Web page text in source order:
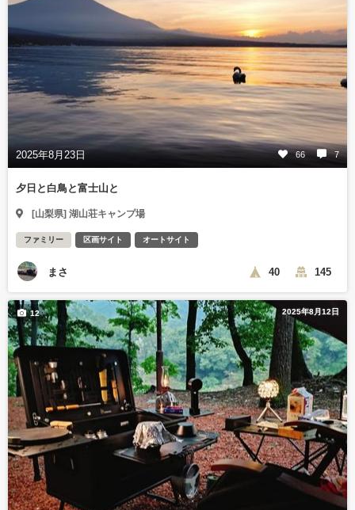
2025年8月23日 66 7
夕日と白鳥と富士山と
[山梨県] 湖山荘キャンプ場
ファミリー 区画サイト オートサイト
まさ 40 145
2025年8月12日
12